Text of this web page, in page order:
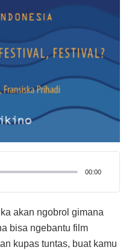
00:00
akan ngobrol gimana
bisa ngebantu film
kupas tuntas, buat kamu